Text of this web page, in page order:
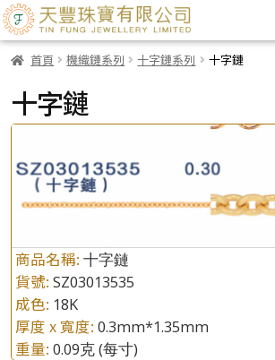
首頁 機織鏈系列 十字鏈系列 十字鏈
十字鏈
商品名稱: 十字鏈
貨號: SZ03013535
成色: 18K
厚度 x 寬度: 0.3mm*1.35mm
重量: 0.09克(每寸)